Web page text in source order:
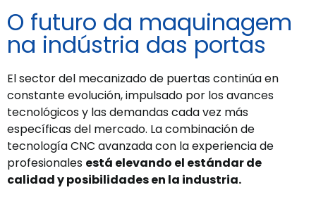
O futuro da maquinagem
na indústria das portas
El sector del mecanizado de puertas continúa en
constante evolución, impulsado por los avances
tecnológicos y las demandas cada vez más
específicas del mercado. La combinación de
tecnología CNC avanzada con la experiencia de
profesionales está elevando el estándar de
calidad y posibilidades en la industria.